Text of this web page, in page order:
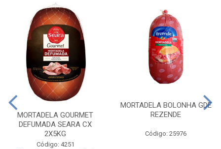
MORTADELA GOURMET
DEFUMADA SEARA CX
2X5KG
Código: 4251
MORTADELA BOLONHA GDE
REZENDE
Código: 25976